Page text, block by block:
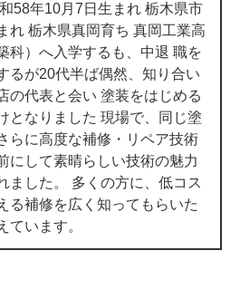
58年10月7日生まれ 栃木県市
れ 栃木県真岡育ち 真岡工業高
科）へ入学するも、中退 職を
るが20代半ば偶然、知り合い
の代表と会い 塗装をはじめる
となりました 現場で、同じ塗
らに高度な補修・リペア技術
にして素晴らしい技術の魅力
ました。 多くの方に、低コス
る補修を広く知ってもらいた
ています。